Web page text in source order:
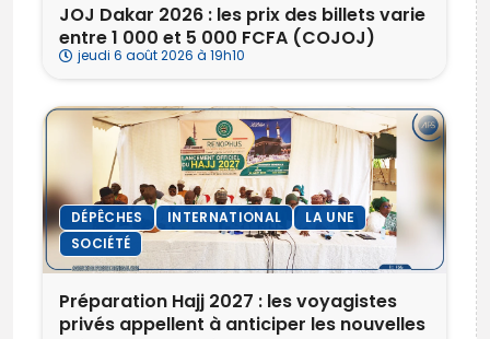
‎JOJ Dakar 2026 : les prix des billets varie
entre 1 000 et 5 000 FCFA (COJOJ)
jeudi 6 août 2026 à 19h10
DÉPÊCHES INTERNATIONAL
LA UNE
SOCIÉTÉ
Préparation Hajj 2027 : les voyagistes
privés appellent à anticiper les nouvelles